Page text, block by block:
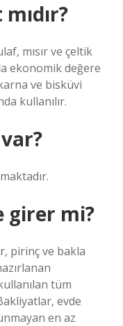
mısır ve çeltik
ekonomik değere
ve bisküvi
kullanılır.
girer mi?
pirinç ve bakla
tüm
evde
en az